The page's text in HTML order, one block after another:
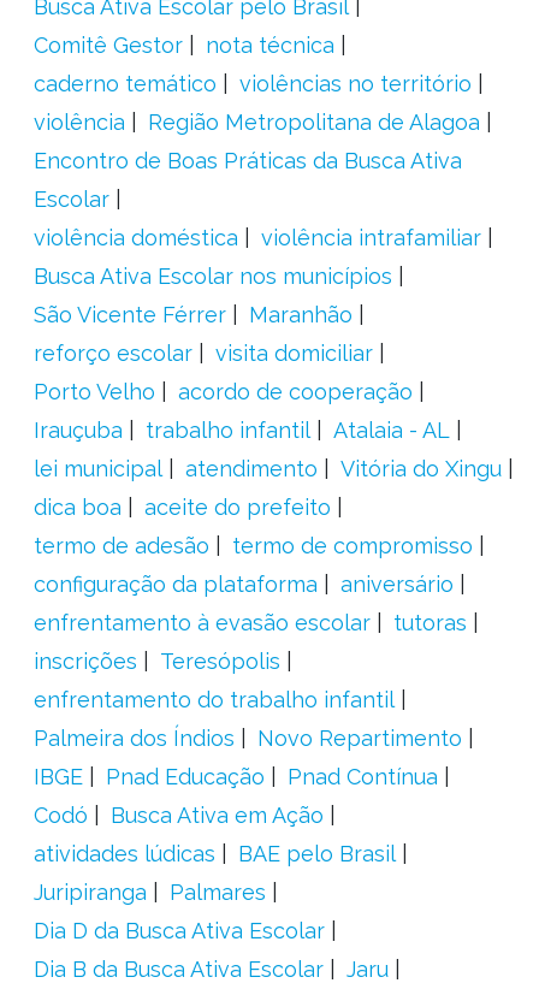
Busca Ativa Escolar pelo Brasil
Comitê Gestor
nota técnica
caderno temático
violências no território
violência
Região Metropolitana de Alagoa
Encontro de Boas Práticas da Busca Ativa
Escolar
violência doméstica
violência intrafamiliar
Busca Ativa Escolar nos municípios
São Vicente Férrer
Maranhão
reforço escolar
visita domiciliar
Porto Velho
acordo de cooperação
Irauçuba
trabalho infantil
Atalaia - AL
lei municipal
atendimento
Vitória do Xingu
dica boa
aceite do prefeito
termo de adesão
termo de compromisso
configuração da plataforma
aniversário
enfrentamento à evasão escolar
tutoras
inscrições
Teresópolis
enfrentamento do trabalho infantil
Palmeira dos Índios
Novo Repartimento
IBGE
Pnad Educação
Pnad Contínua
Codó
Busca Ativa em Ação
atividades lúdicas
BAE pelo Brasil
Juripiranga
Palmares
Dia D da Busca Ativa Escolar
Dia B da Busca Ativa Escolar
Jaru